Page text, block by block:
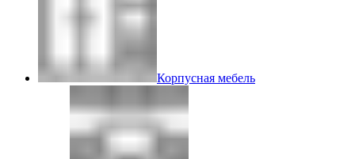
Корпусная мебель